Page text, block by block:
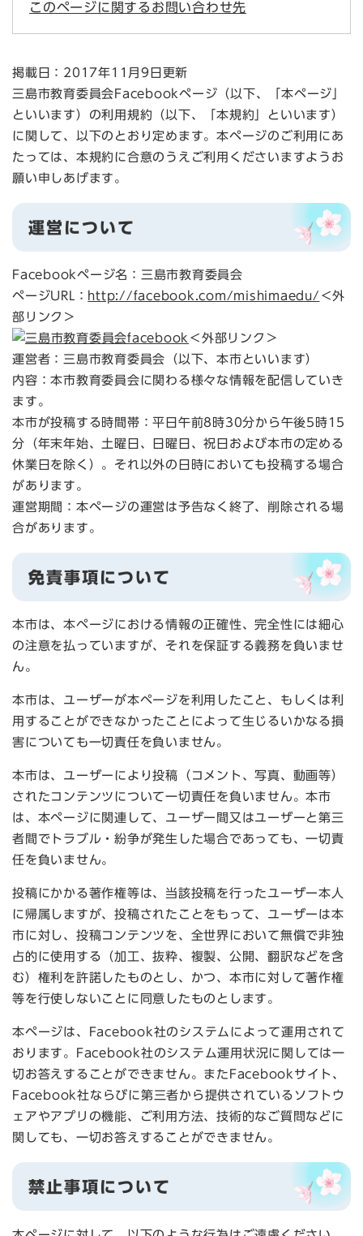
このページに関するお問い合わせ先
掲載日：2017年11月9日更新
三島市教育委員会Facebookページ（以下、「本ページ」
といいます）の利用規約（以下、「本規約」といいます）
に関して、以下のとおり定めます。本ページのご利用にあ
たっては、本規約に合意のうえご利用くださいますようお
願い申しあげます。
運営について
Facebookページ名：三島市教育委員会
ページURL： http://facebook.com/mishimaedu/ ＜外
部リンク＞
＜外部リンク＞
運営者：三島市教育委員会（以下、本市といいます）
内容：本市教育委員会に関わる様々な情報を配信していき
ます。
本市が投稿する時間帯：平日午前8時30分から午後5時15
分（年末年始、土曜日、日曜日、祝日および本市の定める
休業日を除く）。それ以外の日時においても投稿する場合
があります。
運営期間：本ページの運営は予告なく終了、削除される場
合があります。
免責事項について
本市は、本ページにおける情報の正確性、完全性には細心
の注意を払っていますが、それを保証する義務を負いませ
ん。
本市は、ユーザーが本ページを利用したこと、もしくは利
用することができなかったことによって生じるいかなる損
害についても一切責任を負いません。
本市は、ユーザーにより投稿（コメント、写真、動画等）
されたコンテンツについて一切責任を負いません。本市
は、本ページに関連して、ユーザー間又はユーザーと第三
者間でトラブル・紛争が発生した場合であっても、一切責
任を負いません。
投稿にかかる著作権等は、当該投稿を行ったユーザー本人
に帰属しますが、投稿されたことをもって、ユーザーは本
市に対し、投稿コンテンツを、全世界において無償で非独
占的に使用する（加工、抜粋、複製、公開、翻訳などを含
む）権利を許諾したものとし、かつ、本市に対して著作権
等を行使しないことに同意したものとします。
本ページは、Facebook社のシステムによって運用されて
おります。Facebook社のシステム運用状況に関しては一
切お答えすることができません。またFacebookサイト、
Facebook社ならびに第三者から提供されているソフトウ
ェアやアプリの機能、ご利用方法、技術的なご質問などに
関しても、一切お答えすることができません。
禁止事項について